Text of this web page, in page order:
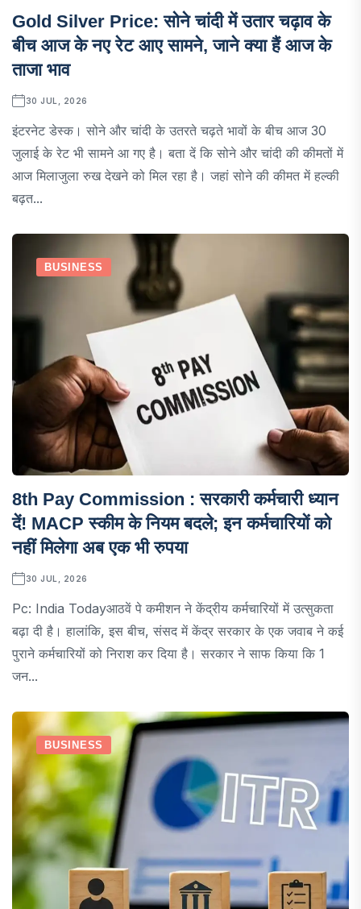
Gold Silver Price: सोने चांदी में उतार चढ़ाव के
बीच आज के नए रेट आए सामने, जाने क्या हैं आज के
ताजा भाव
30 JUL, 2026
इंटरनेट डेस्क। सोने और चांदी के उतरते चढ़ते भावों के बीच आज 30
जुलाई के रेट भी सामने आ गए है। बता दें कि सोने और चांदी की कीमतों में
आज मिलाजुला रुख देखने को मिल रहा है। जहां सोने की कीमत में हल्की
बढ़त...
BUSINESS
8th Pay Commission : सरकारी कर्मचारी ध्यान
दें! MACP स्कीम के नियम बदले; इन कर्मचारियों को
नहीं मिलेगा अब एक भी रुपया
30 JUL, 2026
Pc: India Todayआठवें पे कमीशन ने केंद्रीय कर्मचारियों में उत्सुकता
बढ़ा दी है। हालांकि, इस बीच, संसद में केंद्र सरकार के एक जवाब ने कई
पुराने कर्मचारियों को निराश कर दिया है। सरकार ने साफ किया कि 1
जन...
BUSINESS